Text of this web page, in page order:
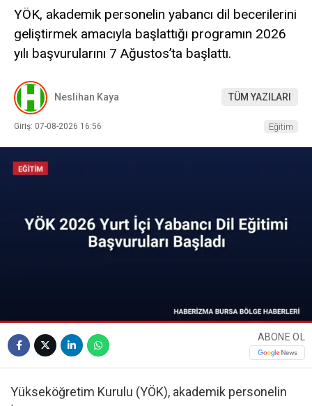
YÖK, akademik personelin yabancı dil becerilerini
geliştirmek amacıyla başlattığı programın 2026
yılı başvurularını 7 Ağustos’ta başlattı.
Neslihan Kaya TÜM YAZILARI
Giriş: 07-08-2026 16:56 Eğitim
ABONE OL
Yükseköğretim Kurulu (YÖK), akademik personelin